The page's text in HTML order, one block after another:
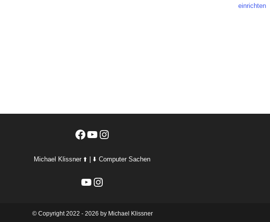
einrichten
Facebook
YouTubeInstagram
Michael Klissner ⬆️ | ⬇️ Computer Sachen
YouTubeInstagram
©️ Copyright 2022 - 2026 by Michael Klissner